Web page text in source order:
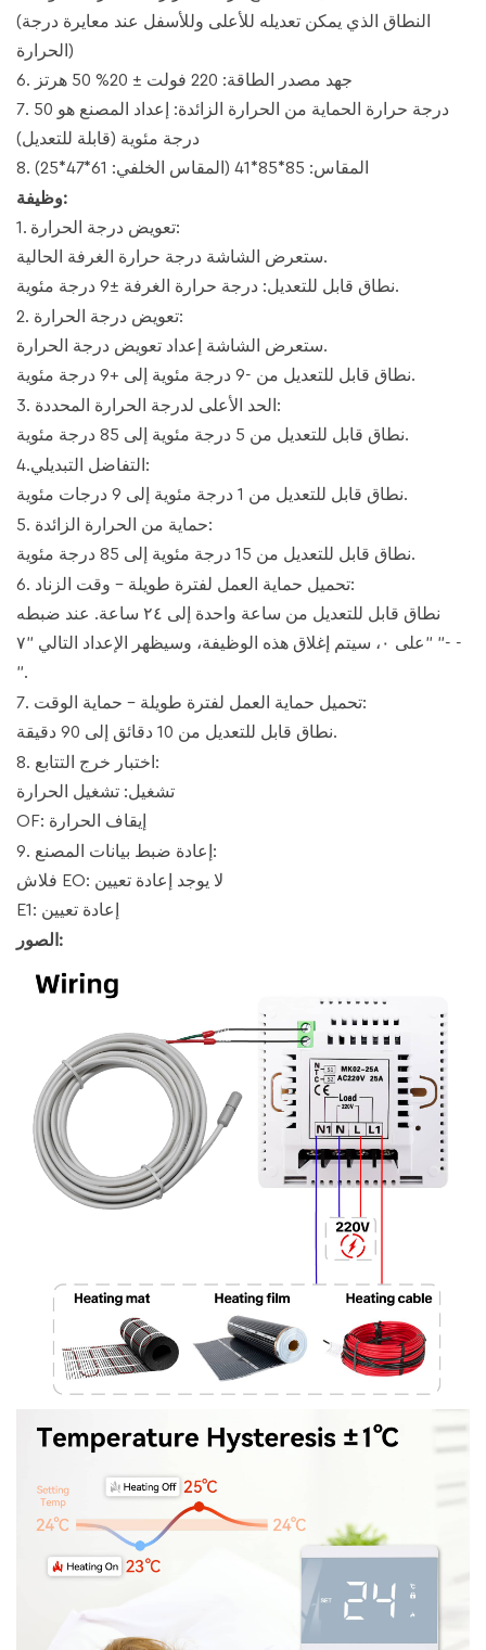
(النطاق الذي يمكن تعديله للأعلى وللأسفل عند معايرة درجة
الحرارة)
6. جهد مصدر الطاقة: 220 فولت ± 20% 50 هرتز
7. درجة حرارة الحماية من الحرارة الزائدة: إعداد المصنع هو 50
درجة مئوية (قابلة للتعديل)
8. المقاس: 85*85*41 (المقاس الخلفي: 61*47*25)
وظيفة:
1. تعويض درجة الحرارة:
ستعرض الشاشة درجة حرارة الغرفة الحالية.
نطاق قابل للتعديل: درجة حرارة الغرفة ±9 درجة مئوية.
2. تعويض درجة الحرارة:
ستعرض الشاشة إعداد تعويض درجة الحرارة.
نطاق قابل للتعديل من -9 درجة مئوية إلى +9 درجة مئوية.
3. الحد الأعلى لدرجة الحرارة المحددة:
نطاق قابل للتعديل من 5 درجة مئوية إلى 85 درجة مئوية.
4.التفاضل التبديلي:
نطاق قابل للتعديل من 1 درجة مئوية إلى 9 درجات مئوية.
5. حماية من الحرارة الزائدة:
نطاق قابل للتعديل من 15 درجة مئوية إلى 85 درجة مئوية.
6. تحميل حماية العمل لفترة طويلة - وقت الزناد:
نطاق قابل للتعديل من ساعة واحدة إلى ٢٤ ساعة. عند ضبطه
على ٠، سيتم إغلاق هذه الوظيفة، وسيظهر الإعداد التالي "٧" "- -
".
7. تحميل حماية العمل لفترة طويلة - حماية الوقت:
نطاق قابل للتعديل من 10 دقائق إلى 90 دقيقة.
8. اختبار خرج التتابع:
تشغيل: تشغيل الحرارة
OF: إيقاف الحرارة
9. إعادة ضبط بيانات المصنع:
فلاش EO: لا يوجد إعادة تعيين
E1: إعادة تعيين
الصور: